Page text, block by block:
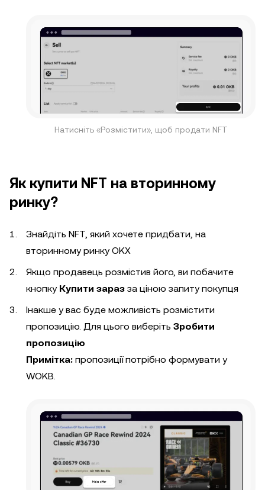
Натисніть «Розмістити», щоб продати NFT
Як купити NFT на вторинному
ринку?
Знайдіть NFT, який хочете придбати, на
вторинному ринку OKX
Якщо продавець розмістив його, ви побачите
кнопку Купити зараз за ціною запиту покупця
Інакше у вас буде можливість розмістити
пропозицію. Для цього виберіть Зробити
пропозицію
Примітка: пропозиції потрібно формувати у
WOKB.